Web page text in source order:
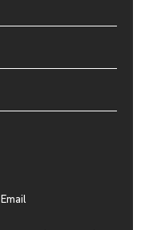
Email